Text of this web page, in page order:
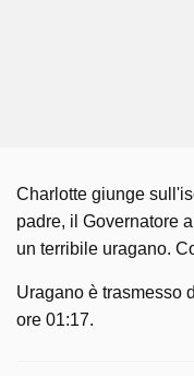
Charlotte giunge
padre, il Governatore
un terribile uragano.
Uragano è trasmesso
ore 01:17.